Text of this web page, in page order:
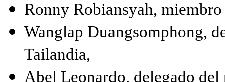
Ronny Robiansyah,
Wanglap Duangsomphong,
Tailandia,
Abel Leonardo, delegado